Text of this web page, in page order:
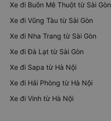
Xe đi Buôn Mê Thuột từ Sài Gòn
Xe đi Vũng Tàu từ Sài Gòn
Xe đi Nha Trang từ Sài Gòn
Xe đi Đà Lạt từ Sài Gòn
Xe đi Sapa từ Hà Nội
Xe đi Hải Phòng từ Hà Nội
Xe đi Vinh từ Hà Nội